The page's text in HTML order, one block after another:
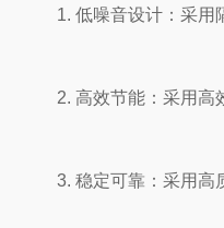
1. 低噪音设计：采用隔
2. 高效节能：采用高
3. 稳定可靠：采用高质